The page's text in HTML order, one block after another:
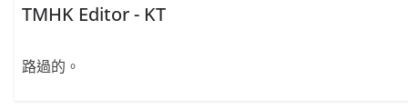
TMHK Editor - KT
路過的。